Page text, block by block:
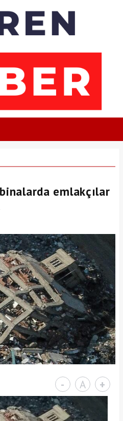
emlakçılar
- A +